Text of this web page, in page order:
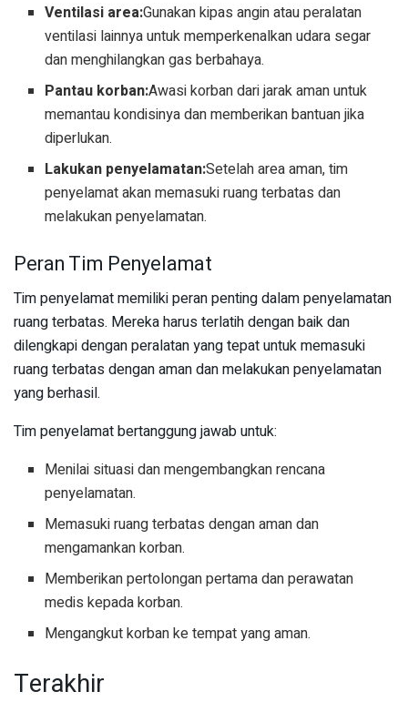
Ventilasi area:Gunakan kipas angin atau peralatan
ventilasi lainnya untuk memperkenalkan udara segar
dan menghilangkan gas berbahaya.
Pantau korban:Awasi korban dari jarak aman untuk
memantau kondisinya dan memberikan bantuan jika
diperlukan.
Lakukan penyelamatan:Setelah area aman, tim
penyelamat akan memasuki ruang terbatas dan
melakukan penyelamatan.
Peran Tim Penyelamat
Tim penyelamat memiliki peran penting dalam penyelamatan
ruang terbatas. Mereka harus terlatih dengan baik dan
dilengkapi dengan peralatan yang tepat untuk memasuki
ruang terbatas dengan aman dan melakukan penyelamatan
yang berhasil.
Tim penyelamat bertanggung jawab untuk:
Menilai situasi dan mengembangkan rencana
penyelamatan.
Memasuki ruang terbatas dengan aman dan
mengamankan korban.
Memberikan pertolongan pertama dan perawatan
medis kepada korban.
Mengangkut korban ke tempat yang aman.
Terakhir